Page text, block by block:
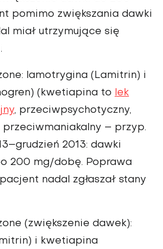
pomimo zwiększania dawki
miał utrzymujące się
lamotrygina (Lamitrin) i
(kwetiapina to lek
, przeciwpsychotyczny,
– przyp.
2013: dawki
200 mg/dobę. Poprawa
nadal zgłaszał stany
(zwiększenie dawek):
i kwetiapina